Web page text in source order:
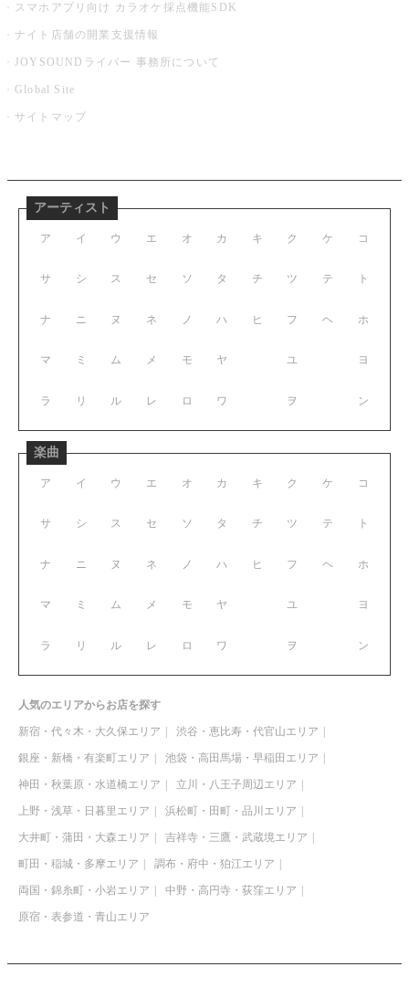
スマホアプリ向け カラオケ採点機能SDK
ナイト店舗の開業支援情報
JOYSOUNDライバー 事務所について
Global Site
サイトマップ
アーティスト
ア イ ウ エ オ
サ シ ス セ ソ
ナ ニ ヌ ネ ノ
マ ミ ム メ モ
ラ リ ル レ ロ
カ キ ク ケ コ
タ チ ツ テ ト
ハ ヒ フ ヘ ホ
ヤ ユ ヨ
ワ ヲ ン
楽曲
ア イ ウ エ オ
サ シ ス セ ソ
ナ ニ ヌ ネ ノ
マ ミ ム メ モ
ラ リ ル レ ロ
カ キ ク ケ コ
タ チ ツ テ ト
ハ ヒ フ ヘ ホ
ヤ ユ ヨ
ワ ヲ ン
人気のエリアからお店を探す
新宿・代々木・大久保エリア 渋谷・恵比寿・代官山エリア
銀座・新橋・有楽町エリア 池袋・高田馬場・早稲田エリア
神田・秋葉原・水道橋エリア 立川・八王子周辺エリア
上野・浅草・日暮里エリア 浜松町・田町・品川エリア
大井町・蒲田・大森エリア 吉祥寺・三鷹・武蔵境エリア
町田・稲城・多摩エリア 調布・府中・狛江エリア
両国・錦糸町・小岩エリア 中野・高円寺・荻窪エリア
原宿・表参道・青山エリア